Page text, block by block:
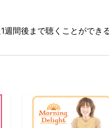
間後まで聴くことができ